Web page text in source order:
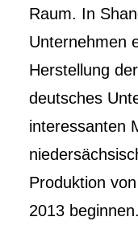
Raum. In
Unternehmen
Herstellung
deutsches
interessanten
Produktion
2013